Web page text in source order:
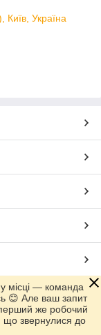
Київ, Україна
місці — команда
😊 Але ваш запит
же робочий
що звернулися до